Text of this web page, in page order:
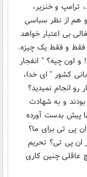
و خنزیر،
و هم از نظر سباسی
بی اعتبار خواهد
فقط و فقط یک چیزه.
و اون چیه؟ " انفجار
کشور " ای خدا،
رو انجام نمیدید؟
بودند و به شهادت
پیش بدست آورده
پی تی برای ما؟
ان پی تی؟ تحریم
عاقلی چنین کاری